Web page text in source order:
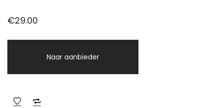
€29.00
Naar aanbieder